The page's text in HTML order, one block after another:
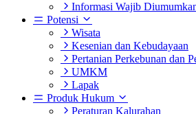
Informasi Wajib
Potensi
Wisata
Kesenian dan Kebudayaan
Pertanian Perkebunan dan
UMKM
Lapak
Produk Hukum
Peraturan Kalurahan